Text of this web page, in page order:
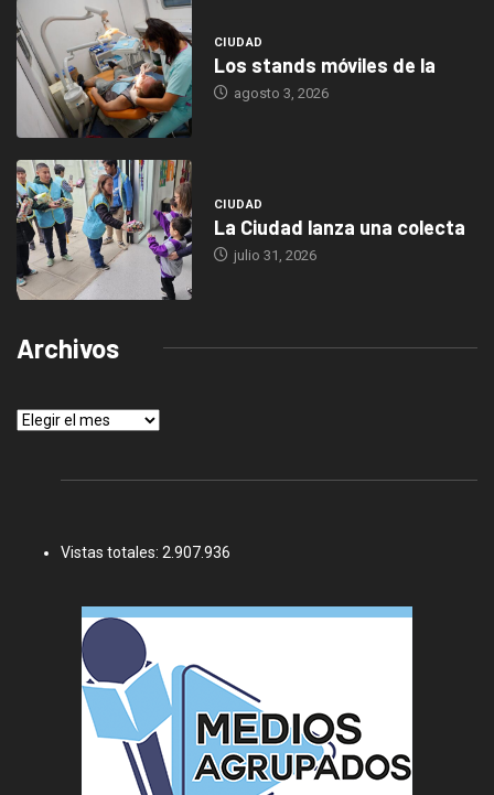
CIUDAD
Los stands móviles de la
agosto 3, 2026
CIUDAD
La Ciudad lanza una colecta
julio 31, 2026
Archivos
Archivos
Vistas totales: 2.907.936